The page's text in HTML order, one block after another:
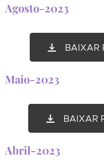
Agosto-2023
BAIXAR
Maio-2023
BAIXAR
Abril-2023